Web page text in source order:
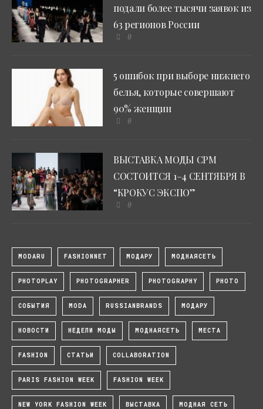
подали более тысячи заявок из
63 регионов России
0
5 ошибок при выборе нижнего
белья, которые совершают
90% женщин
0
ВЫСТАВКА МОДЫ CPM
СОСТОИТСЯ 1–4 СЕНТЯБРЯ В
“КРОКУС ЭКСПО”
0
MODARU FASHIONNET МОДАРУ МОДНАЯСЕТЬ
PHOTOPLAY PHOTOGRAPHER PHOTOGRAPHY PHOTO
СОБЫТИЯ MODA RUSSIANBRANDS МОДАРУ
НОВОСТИ НЕДЕЛИ МОДЫ МОДНАЯСЕТЬ МЕСТА
FASHION СТАТЬИ COLLABORATION
PARIS FASHION WEEK FASHION WEEK
NEW YORK FASHION WEEK ВЫСТАВКА МОДНАЯ СЕТЬ